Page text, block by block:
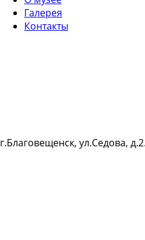
Галерея
Контакты
г.Благовещенск, ул.Седова,